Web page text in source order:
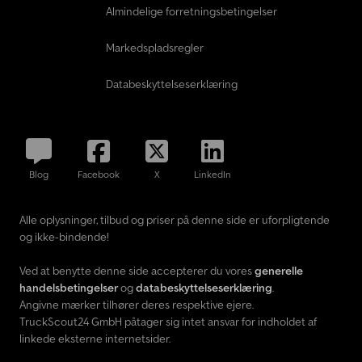
efter aftale senecar – din specialist inden for trailere til det
Mellemhandel og fejl forbeholdes. Det afgørende er udelukkende
aftalerne i ordrebekræftelsen eller i købskontrakten. Du kan få de
salgspersonale. Kontakt os venligst.
Almindelige forretningsbetingelser
Markedspladsregler
Databeskyttelseserklæring
Blog Facebook X LinkedIn
Alle oplysninger, tilbud og priser på denne side er uforpligtende
og ikke-bindende!
Ved at benytte denne side accepterer du voresgenerelle
handelsbetingelserogdatabeskyttelseserklæring.
Angivne mærker tilhører deres respektive ejere.
TruckScout24 GmbH påtager sig intet ansvar for indholdet af
linkede eksterne internetsider.